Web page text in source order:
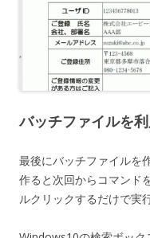
バッチファイルを
最後にバッチファイルを
作ると次回からコマンド
ルクリックするだけで実